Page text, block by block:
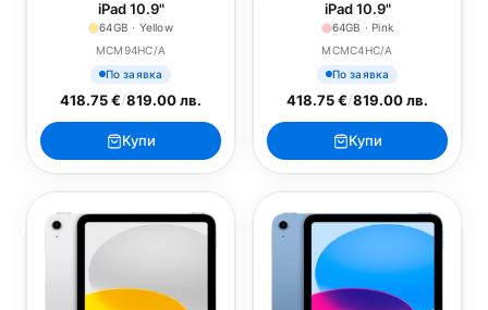
iPad 10.9"
64GB · Yellow
MCM94HC/A
По заявка
418.75 €/819.00 лв.
Купи
iPad 10.9"
64GB · Pink
MCMC4HC/A
По заявка
418.75 €/819.00 лв.
Купи